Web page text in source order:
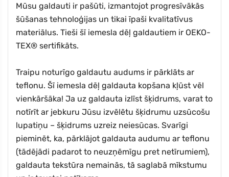
Mūsu galdauti ir pašūti, izmantojot progresīvākās
šūšanas tehnoloģijas un tikai īpaši kvalitatīvus
materiālus. Tieši šī iemesla dēļ galdautiem ir OEKO-
TEX® sertifikāts.
Traipu noturīgo galdautu audums ir pārklāts ar
teflonu. Šī iemesla dēļ galdauta kopšana kļūst vēl
vienkāršāka! Ja uz galdauta izlīst šķidrums, varat to
notīrīt ar jebkuru Jūsu izvēlētu šķidrumu uzsūcošu
lupatiņu – šķidrums uzreiz neiesūcas. Svarīgi
pieminēt, ka, pārklājot galdauta audumu ar teflonu
(tādējādi padarot to neuzņēmīgu pret netīrumiem),
galdauta tekstūra nemainās, tā saglabā mīkstumu